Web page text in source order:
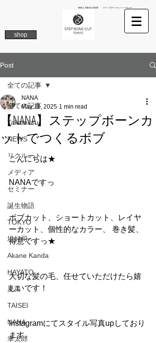
南青山 表参道の美容院 ステップボーンカットトーキョー
shop
Post
全ての記事
Takamitsu
NEWS
リクルート
メディア
セミナー
誕生物語
TOKYO
堤好司
Akane Kanda
HAYATO
夏菜
TAISEI
NANA
幸太郎
全ての記事
【NANA】ステップボーンカ
ットでつくるボブ
NANA
May 11, 2025 1 min read
こんにちは★
NANAですっ
ボブカット、ショートカット、レイヤ
ーカット、個性的なカラー、 巻き髪、
得意ですっ★
大切な髪の毛、任せていただけたら嬉
しいです！
Instagramにてスタイル写真upしており
ます。